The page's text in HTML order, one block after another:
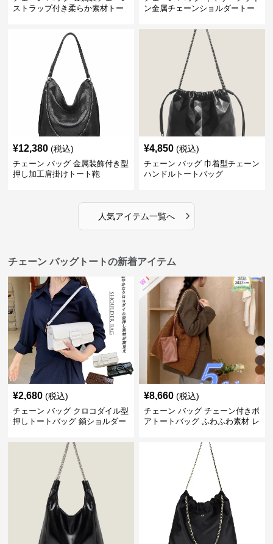
ストラップ付き柔らか素材トー
ン金属チェーンショルダートー
¥12,380 (税込)
チェーン バッグ 金属装飾付き型
押し加工肩掛けトート鞄
¥4,850 (税込)
チェーン バッグ 巾着型チェーン
ハンドルトートバッグ
人気アイテム一覧へ ›
チェーン バッグトートの新着アイテム
¥2,680 (税込)
チェーン バッグ クロコダイル型
押しトートバッグ 鎖ショルダー
¥8,660 (税込)
チェーン バッグ チェーン付きボ
アトートバッグ ふわふわ素材 レ